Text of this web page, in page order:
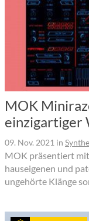
MOK
einzigartiger
09. Nov. 2021 in
MOK präsentiert
hauseigenen und
ungehörte Klänge